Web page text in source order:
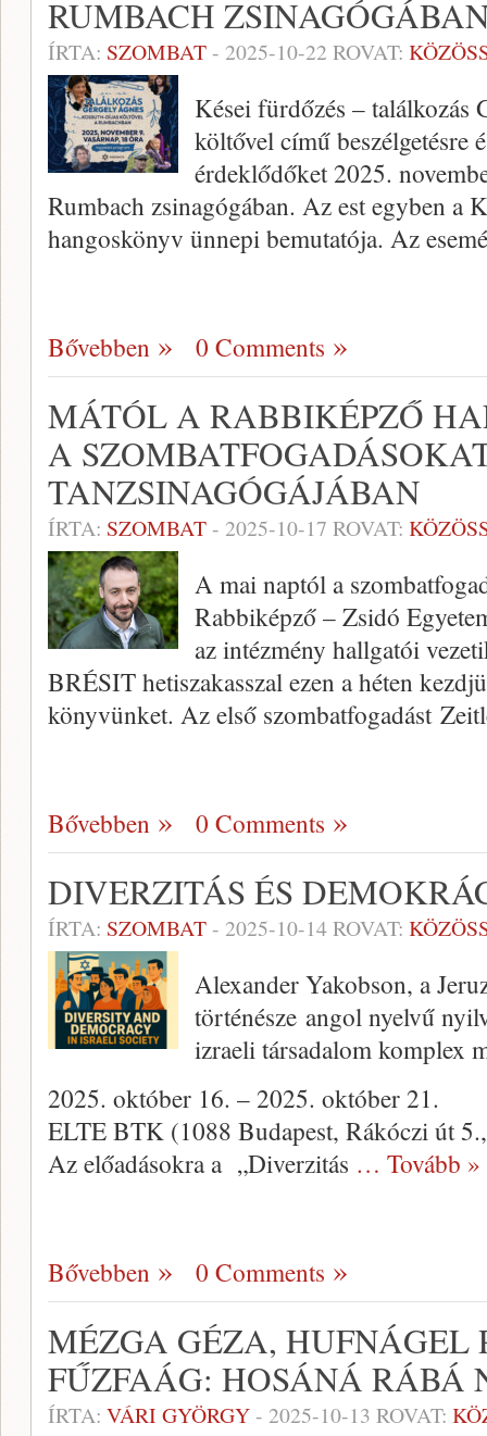
RUMBACH
ÍRTA: SZOMBAT- 2025-10-22 ROVAT:
Kései fürdőzés – találkozás
költővel című beszélgetésre
érdeklődőket 2025.
Rumbach zsinagógában. Az est egyben a
hangoskönyv ünnepi bemutatója. Az
Bővebben 0 Comments
MÁTÓL A RABBIKÉPZŐ
A
TANZSINAGÓGÁJÁBAN
ÍRTA: SZOMBAT- 2025-10-17 ROVAT:
A mai naptól a
Rabbiképző – Zsidó
az intézmény hallgatói
BRÉSIT hetiszakasszal ezen a héten
könyvünket. Az első szombatfogadást
Bővebben 0 Comments
DIVERZITÁS ÉS
ÍRTA: SZOMBAT- 2025-10-14ROVAT:
Alexander Yakobson, a
történésze angol nyelvű
izraeli társadalom komplex
2025. október 16. – 2025. október 21.
ELTE BTK (1088 Budapest, Rákóczi út
Az előadásokra a „Diverzitás … Tovább »
Bővebben 0 Comments
MÉZGA GÉZA, HUFNÁGEL
FŰZFAÁG: HOSÁNÁ RÁBÁ
ÍRTA: VÁRI GYÖRGY- 2025-10-13 ROVAT: